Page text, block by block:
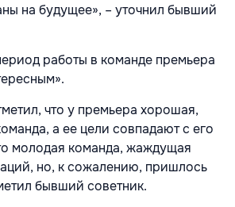
на будущее», – уточнил бывший
работы в команде премьера
что у премьера хорошая,
а ее цели совпадают с его
молодая команда, жаждущая
но, к сожалению, пришлось
бывший советник.